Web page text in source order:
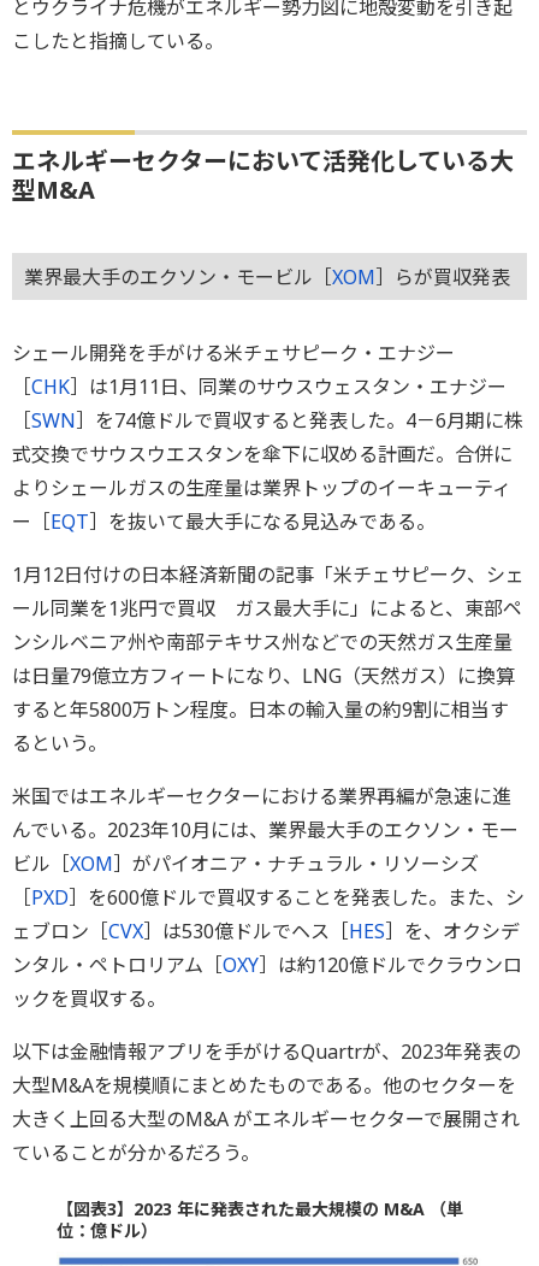
とウクライナ危機がエネルギー勢力図に地殻変動を引き起
こしたと指摘している。
エネルギーセクターにおいて活発化している大
型M&A
業界最大手のエクソン・モービル［XOM］らが買収発表
シェール開発を手がける米チェサピーク・エナジー
［CHK］は1月11日、同業のサウスウェスタン・エナジー
［SWN］を74億ドルで買収すると発表した。4－6月期に株
式交換でサウスウエスタンを傘下に収める計画だ。合併に
よりシェールガスの生産量は業界トップのイーキューティ
ー［EQT］を抜いて最大手になる見込みである。
1月12日付けの日本経済新聞の記事「米チェサピーク、シェ
ール同業を1兆円で買収 ガス最大手に」によると、東部ペ
ンシルベニア州や南部テキサス州などでの天然ガス生産量
は日量79億立方フィートになり、LNG（天然ガス）に換算
すると年5800万トン程度。日本の輸入量の約9割に相当す
るという。
米国ではエネルギーセクターにおける業界再編が急速に進
んでいる。2023年10月には、業界最大手のエクソン・モー
ビル［XOM］がパイオニア・ナチュラル・リソーシズ
［PXD］を600億ドルで買収することを発表した。また、シ
ェブロン［CVX］は530億ドルでヘス［HES］を、オクシデ
ンタル・ペトロリアム［OXY］は約120億ドルでクラウンロ
ックを買収する。
以下は金融情報アプリを手がけるQuartrが、2023年発表の
大型M&Aを規模順にまとめたものである。他のセクターを
大きく上回る大型のM&A がエネルギーセクターで展開され
ていることが分かるだろう。
【図表3】2023 年に発表された最大規模の M&A （単
位：億ドル）